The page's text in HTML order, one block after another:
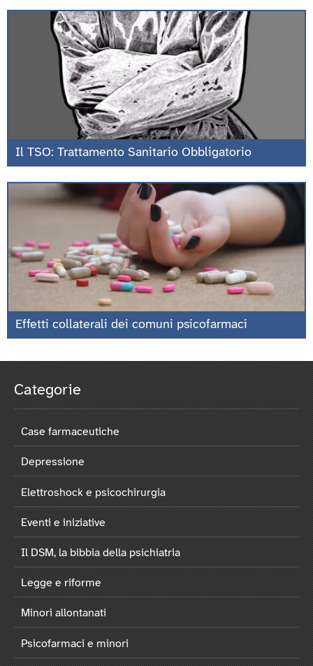
Il TSO: Trattamento Sanitario Obbligatorio
Effetti collaterali dei comuni psicofarmaci
Categorie
Case farmaceutiche
Depressione
Elettroshock e psicochirurgia
Eventi e iniziative
Il DSM, la bibbia della psichiatria
Legge e riforme
Minori allontanati
Psicofarmaci e minori